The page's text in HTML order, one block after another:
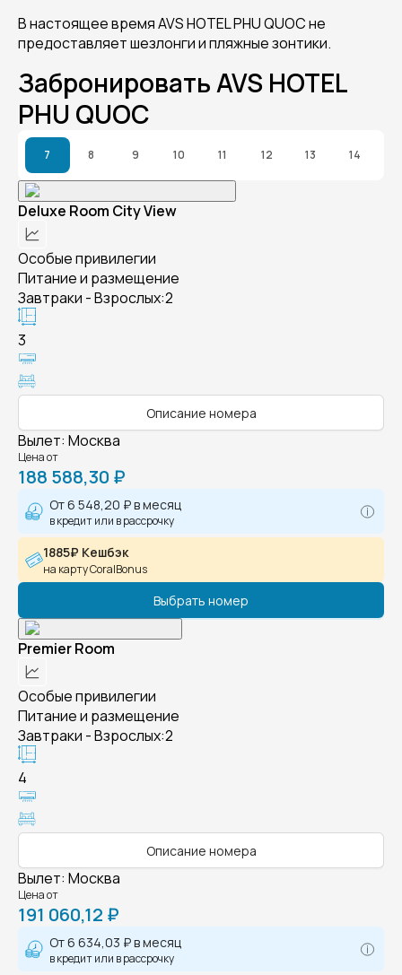
В настоящее время AVS HOTEL PHU QUOC не
предоставляет шезлонги и пляжные зонтики.
Забронировать AVS HOTEL
PHU QUOC
7 8 9 10 11 12 13 14
Deluxe Room City View
Особые привилегии
Питание и размещение
Завтраки - Взрослых:2
3
Описание номера
Вылет: Москва
Цена от
188 588,30 ₽
От6 548,20 ₽в месяц
в кредит или в рассрочку
1885₽ Кешбэк
на карту CoralBonus
Выбрать номер
Premier Room
Особые привилегии
Питание и размещение
Завтраки - Взрослых:2
4
Описание номера
Вылет: Москва
Цена от
191 060,12 ₽
От6 634,03 ₽в месяц
в кредит или в рассрочку